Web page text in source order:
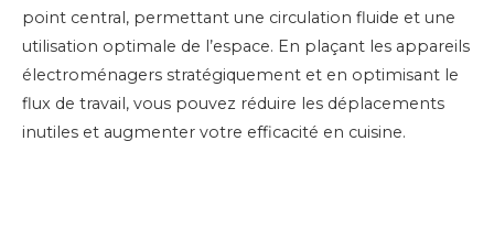
point central, permettant une circulation fluide et une
utilisation optimale de l’espace. En plaçant les appareils
électroménagers stratégiquement et en optimisant le
flux de travail, vous pouvez réduire les déplacements
inutiles et augmenter votre efficacité en cuisine.